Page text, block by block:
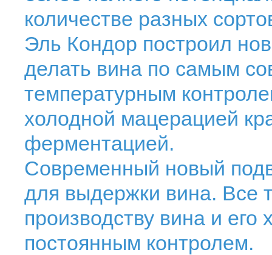
количестве разных
Эль Кондор построил
делать вина по самым
температурным
холодной мацерацией
ферментацией.
Современный новый
для выдержки вина. Все
производству вина и
постоянным контролем.